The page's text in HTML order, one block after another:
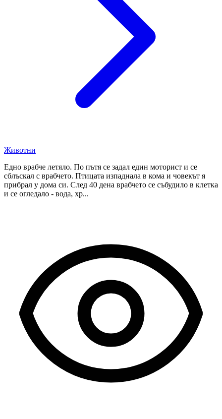
Животни
Едно врабче летяло. По пътя се задал един моторист и се
сблъскал с врабчето. Птицата изпаднала в кома и човекът я
прибрал у дома си. След 40 дена врабчето се събудило в клетка
и се огледало - вода, хр...